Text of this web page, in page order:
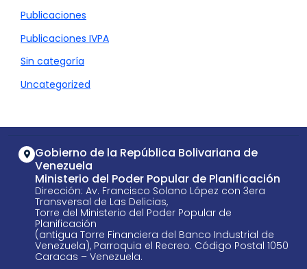
Publicaciones
Publicaciones IVPA
Sin categoría
Uncategorized
Gobierno de la República Bolivariana de
Venezuela
Ministerio del Poder Popular de Planificación
Dirección: Av. Francisco Solano López con 3era
Transversal de Las Delicias,
Torre del Ministerio del Poder Popular de
Planificación
(antigua Torre Financiera del Banco Industrial de
Venezuela), Parroquia el Recreo. Código Postal 1050
Caracas – Venezuela.